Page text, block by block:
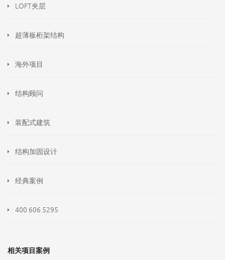
LOFT夹层
超薄板桁架结构
海外项目
结构顾问
装配式建筑
结构加固设计
经典案例
400 606 5295
相关项目案例